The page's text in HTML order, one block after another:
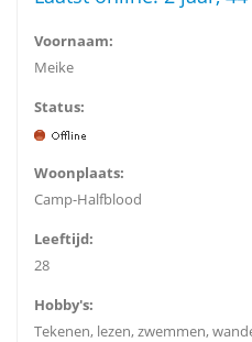
Voornaam:
Meike
Status:
Woonplaats:
Camp-Halfblood
Leeftijd:
28
Hobby's:
Tekenen, lezen, zwemmen,